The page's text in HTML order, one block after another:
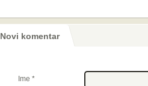
Novi komentar
Ime *